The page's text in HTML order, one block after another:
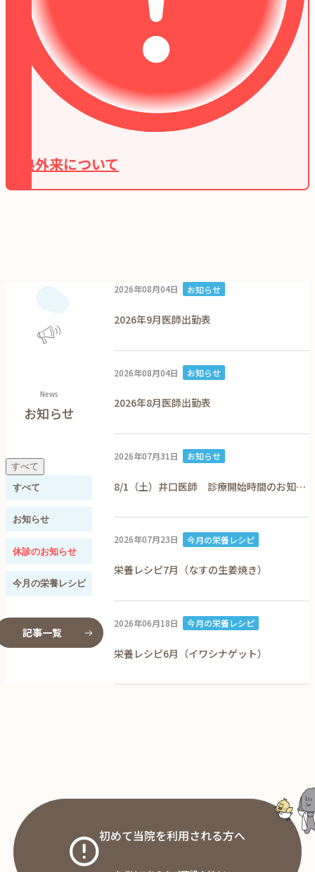
発熱外来について
News
お知らせ
すべて
すべて
お知らせ
休診のお知らせ
今月の栄養レシピ
記事一覧
2026年08月04日 お知らせ
2026年9月医師出勤表
2026年08月04日 お知らせ
2026年8月医師出勤表
2026年07月31日 お知らせ
8/1（土）井口医師 診療開始時間のお知ら
2026年07月23日 今月の栄養レシピ
栄養レシピ7月（なすの生姜焼き）
2026年06月18日 今月の栄養レシピ
栄養レシピ6月（イワシナゲット）
初めて当院を利用される方へ